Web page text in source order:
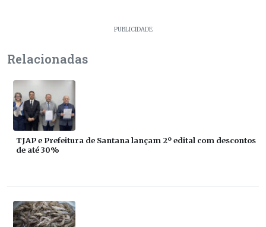
PUBLICIDADE
Relacionadas
TJAP e Prefeitura de Santana lançam 2º edital com descontos
de até 30%